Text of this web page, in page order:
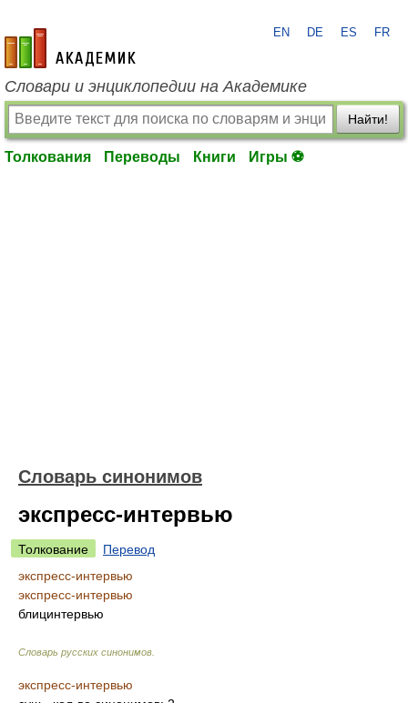
academic.ru
EN DE ES FR
Словари и энциклопедии на Академике
Найти!
Толкования Переводы Книги Игры ⚽
Словарь синонимов
экспресс-интервью
Толкование
Перевод
экспресс-интервью
экспресс-интервью
блицинтервью
Словарь русских синонимов
экспресс-интервью